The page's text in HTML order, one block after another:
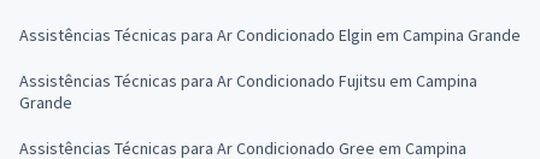
Assistências Técnicas para Ar Condicionado Elgin em Campina Grande
Assistências Técnicas para Ar Condicionado Fujitsu em Campina
Grande
Assistências Técnicas para Ar Condicionado Gree em Campina